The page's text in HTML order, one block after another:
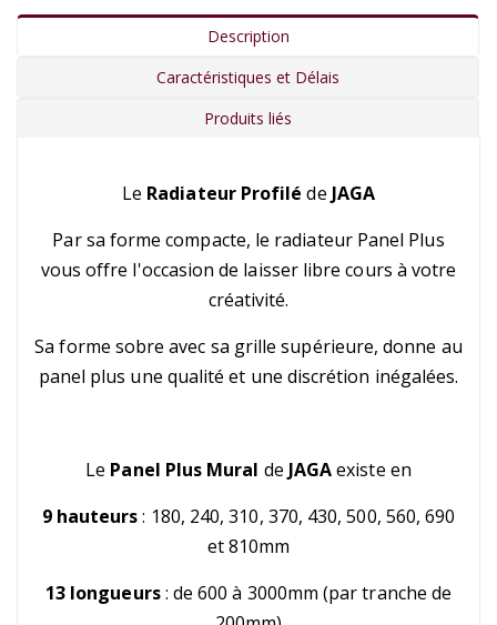
Description
Caractéristiques et Délais
Produits liés
Le Radiateur Profilé de JAGA
Par sa forme compacte, le radiateur Panel Plus
vous offre l'occasion de laisser libre cours à votre
créativité.
Sa forme sobre avec sa grille supérieure, donne au
panel plus une qualité et une discrétion inégalées.
Le Panel Plus Mural de JAGAexiste en
9 hauteurs: 180, 240, 310, 370, 430, 500, 560, 690
et 810mm
13 longueurs: de 600 à 3000mm (par tranche de